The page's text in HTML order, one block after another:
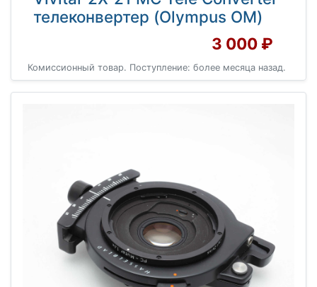
телеконвертер (Olympus OM)
3 000 ₽
Комиссионный товар. Поступление: более месяца назад.